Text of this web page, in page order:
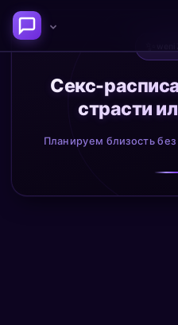
Последние темы
Философия сознания:
где граница между "я" и
Секс-
страсти
Планируем близость